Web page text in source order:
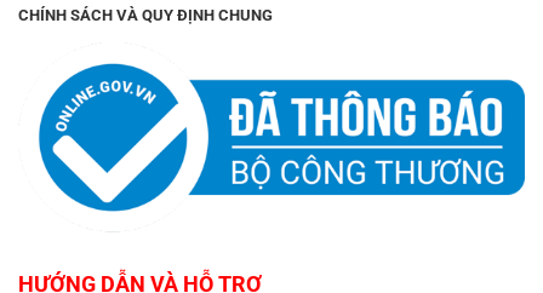
CHÍNH SÁCH VÀ QUY ĐỊNH CHUNG
HƯỚNG DẪN VÀ HỖ TRỢ